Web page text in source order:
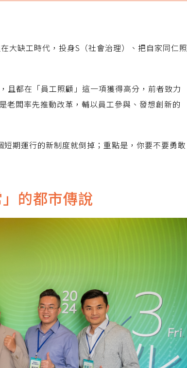
大缺工時代，投身S（社會治理）、把自家同仁照
且都在「員工照顧」這一項獲得高分，前者致力
老闆率先推動改革，輔以員工參與、發想創新的
期運行的新制度就倒掉；重點是，你要不要勇敢
的都市傳說